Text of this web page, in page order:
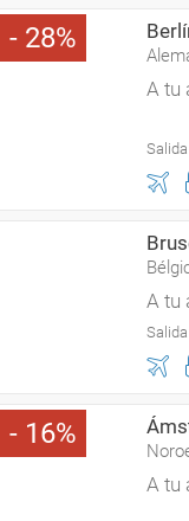
28
A tu
A tu
16
A tu